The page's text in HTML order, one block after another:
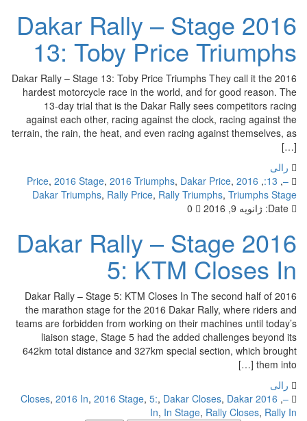
2016 Dakar Rally – Stage
13: Toby Price Triumphs
2016 Dakar Rally – Stage 13: Toby Price Triumphs They call it the
hardest motorcycle race in the world, and for good reason. The
13-day trial that is the Dakar Rally sees competitors racing
against each other, racing against the clock, racing against the
terrain, the rain, the heat, and even racing against themselves, as
[…]
رالی
–
,
13:
,
2016 Price
,2016 Stage,2016 Triumphs,Dakar Price,
Dakar Triumphs,Rally Price,Rally Triumphs,Triumphs Stage
Date: ژانویه 9, 2016 0
2016 Dakar Rally – Stage
5: KTM Closes In
2016 Dakar Rally – Stage 5: KTM Closes In The second half of
the marathon stage for the 2016 Dakar Rally, where riders and
teams are forbidden from working on their machines until today’s
liaison stage, Stage 5 had the added challenges beyond its
642km total distance and 327km special section, which brought
them into […]
رالی
–
,
2016 Closes
,2016 In,2016 Stage, 5:,Dakar Closes,Dakar
In, In Stage,Rally Closes,Rally In